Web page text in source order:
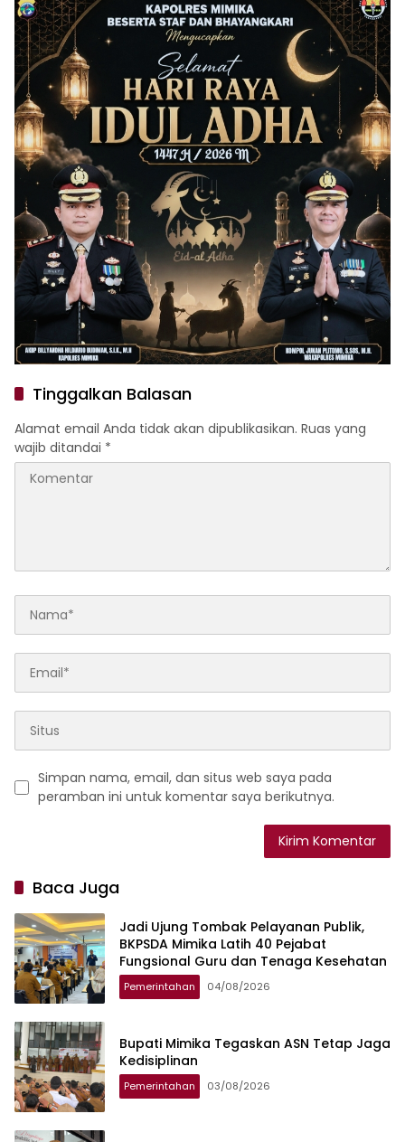
Tinggalkan Balasan
Alamat email Anda tidak akan dipublikasikan. Ruas yang
wajib ditandai *
Simpan nama, email, dan situs web saya pada
peramban ini untuk komentar saya berikutnya.
Baca Juga
Jadi Ujung Tombak Pelayanan Publik,
BKPSDA Mimika Latih 40 Pejabat
Fungsional Guru dan Tenaga Kesehatan
Pemerintahan 04/08/2026
Bupati Mimika Tegaskan ASN Tetap Jaga
Kedisiplinan
Pemerintahan 03/08/2026